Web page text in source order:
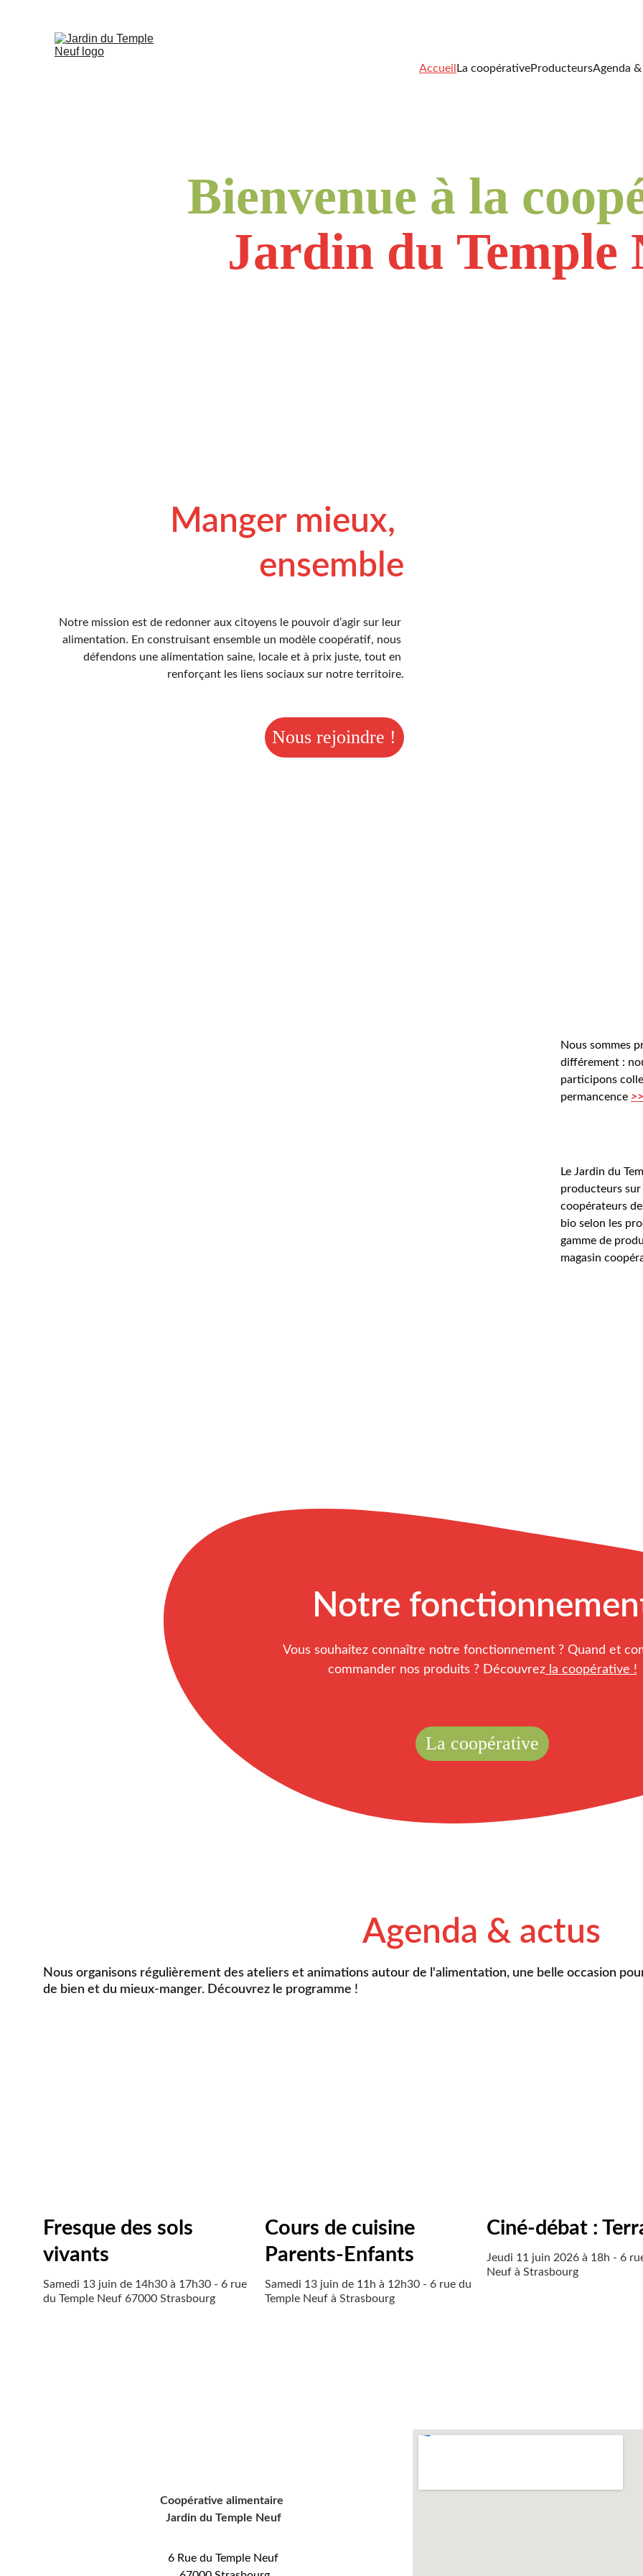
AccueilLa coopérativeProducteursAgenda
Bienvenue à la
Jardin du Temple
Manger mieux,
ensemble
Notre mission est de redonner aux citoyens le pouvoir d’agir sur leur
alimentation. En construisant ensemble un modèle coopératif, nous
défendons une alimentation saine, locale et à prix juste, tout en
renforçant les liens sociaux sur notre territoire.
Nous rejoindre !
Le Jardin du
producteurs
coopérateurs
bio selon les
gamme de
magasin
Nous sommes
différement :
participons
permancence
Notre
Vous souhaitez connaître notre fonctionnement ? Quand et
commander nos produits ? Découvrez la coopérative !
La coopérative
Agenda & actus
Nous organisons régulièrement des ateliers et animations autour de l'alimentation, une belle occasion
de bien et du mieux-manger. Découvrez le programme !
Fresque des sols
vivants
Samedi 13 juin de 14h30 à 17h30 - 6 rue
du Temple Neuf 67000 Strasbourg
Cours de cuisine
Parents-Enfants
Samedi 13 juin de 11h à 12h30 - 6 rue du
Temple Neuf à Strasbourg
Ciné-débat :
Jeudi 11 juin 2026 à 18h - 6
Neuf à Strasbourg
Coopérative alimentaire
Jardin du Temple Neuf
6 Rue du Temple Neuf